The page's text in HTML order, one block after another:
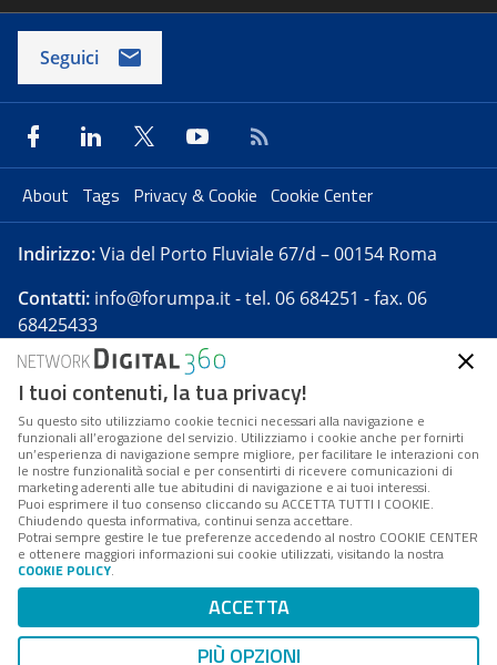
Seguici
About Tags Privacy & Cookie Cookie Center
Indirizzo:Via del Porto Fluviale 67/d – 00154 Roma
Contatti: info@forumpa.it- tel. 06 684251 - fax. 06
68425433
Forumpa.itè una pubblicazione telematica iscritta
presso Registro della stampa del Tribunale di Roma -
Reg. n. 182 del 2 maggio 2008 - Direttore resp. Michela
Stentella
FPA s.r.l. è società soggetta a Direzione e
Coordinamento da parte di Digital360 S.p.A. - FPA s.r.l.
è un'azienda certificata per il sistema di management
Codice Fiscale/Partita IVA n. 10693191008 - R.E.A. Roma
n. 1249791. ISP AWS
Mappa del sito
I tuoi contenuti, la tua privacy!
Su questo sito utilizziamo cookie tecnici necessari alla navigazione e
funzionali all’erogazione del servizio. Utilizziamo i cookie anche per fornirti
un’esperienza di navigazione sempre migliore, per facilitare le interazioni con
le nostre funzionalità social e per consentirti di ricevere comunicazioni di
marketing aderenti alle tue abitudini di navigazione e ai tuoi interessi.
Puoi esprimere il tuo consenso cliccando su ACCETTA TUTTI I COOKIE.
Chiudendo questa informativa, continui senza accettare.
Potrai sempre gestire le tue preferenze accedendo al nostro COOKIE CENTER
e ottenere maggiori informazioni sui cookie utilizzati, visitando la nostra
COOKIE POLICY.
ACCETTA
PIÙ OPZIONI